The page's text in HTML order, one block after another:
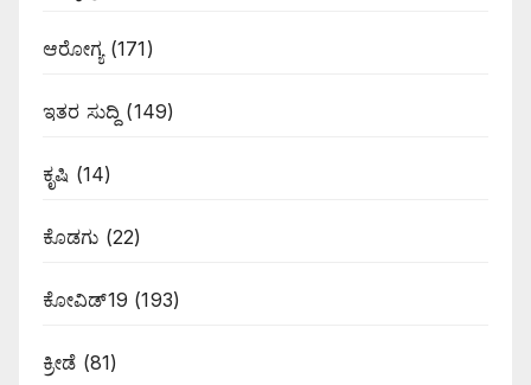
ಆರೋಗ್ಯ(171)
ಇತರ ಸುದ್ದಿ (149)
ಕೃಷಿ (14)
ಕೊಡಗು (22)
ಕೋವಿಡ್19 (193)
ಕ್ರೀಡೆ (81)